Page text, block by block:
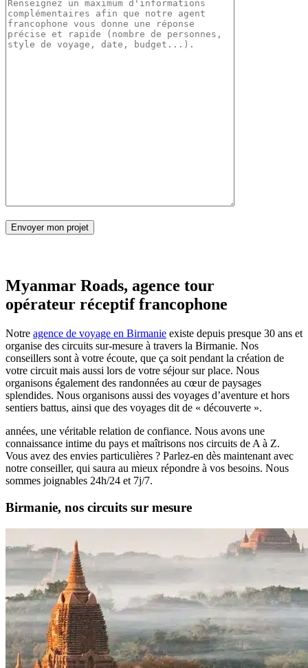
Myanmar Roads, agence tour
opérateur réceptif francophone
Notre agence de voyage en Birmanie existe depuis presque 30 ans et
organise des circuits sur-mesure à travers la Birmanie. Nos
conseillers sont à votre écoute, que ça soit pendant la création de
votre circuit mais aussi lors de votre séjour sur place. Nous
organisons également des randonnées au cœur de paysages
splendides. Nous organisons aussi des voyages d’aventure et hors
sentiers battus, ainsi que des voyages dit de « découverte ».
années, une véritable relation de confiance. Nous avons une
connaissance intime du pays et maîtrisons nos circuits de A à Z.
Vous avez des envies particulières ? Parlez-en dès maintenant avec
notre conseiller, qui saura au mieux répondre à vos besoins. Nous
sommes joignables 24h/24 et 7j/7.
Birmanie, nos circuits sur mesure